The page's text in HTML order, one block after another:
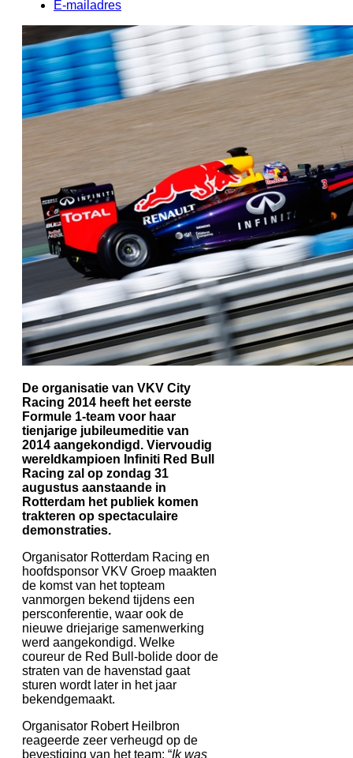
E-mailadres
De organisatie van VKV City
Racing 2014 heeft het eerste
Formule 1-team voor haar
tienjarige jubileumeditie van
2014 aangekondigd. Viervoudig
wereldkampioen Infiniti Red Bull
Racing zal op zondag 31
augustus aanstaande in
Rotterdam het publiek komen
trakteren op spectaculaire
demonstraties.
Organisator Rotterdam Racing en
hoofdsponsor VKV Groep maakten
de komst van het topteam
vanmorgen bekend tijdens een
persconferentie, waar ook de
nieuwe driejarige samenwerking
werd aangekondigd. Welke
coureur de Red Bull-bolide door de
straten van de havenstad gaat
sturen wordt later in het jaar
bekendgemaakt.
Organisator Robert Heilbron
reageerde zeer verheugd op de
bevestiging van het team: “Ik was